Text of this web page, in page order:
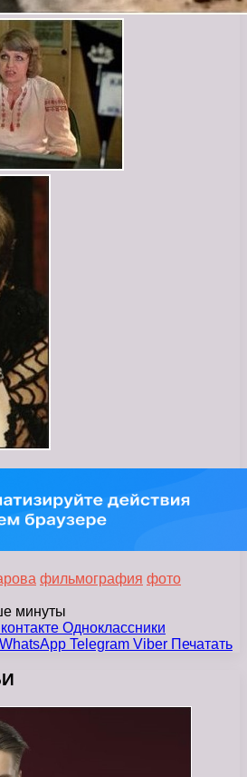
фильмография фото
минуты
Одноклассники
WhatsApp Telegram Viber Печатать